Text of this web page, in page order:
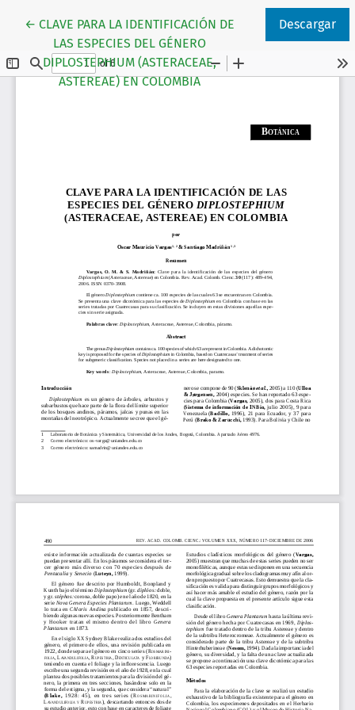
← Volver a los detalles del artículo
CLAVE PARA LA IDENTIFICACIÓN DE
LAS ESPECIES DEL GÉNERO
DIPLOSTEPHIUM (ASTERACEAE,
ASTEREAE) EN COLOMBIA
Descargar